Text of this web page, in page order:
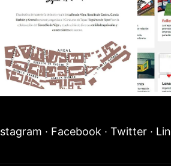
· Facebook · Twitter ·